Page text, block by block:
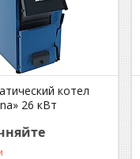
котел
26 кВт